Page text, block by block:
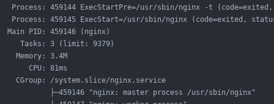
Process: 459144 ExecStartPre=/usr/sbin/nginx -t
Process: 459145 ExecStart=/usr/sbin/nginx (code=exited,
Main PID: 459146 (nginx)
Tasks: 3 (limit: 9379)
Memory: 3.4M
CPU: 81ms
CGroup: /system.slice/nginx.service
├─459146 "nginx: master process /usr/sbin/nginx"